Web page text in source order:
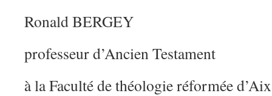
Ronald BERGEY
professeur d’Ancien Testament
à la Faculté de théologie réformée